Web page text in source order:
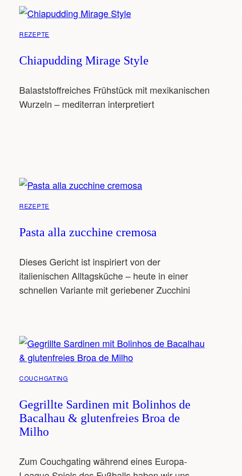
REZEPTE
Chiapudding Mirage Style
Balaststoffreiches Frühstück mit mexikanischen
Wurzeln – mediterran interpretiert
REZEPTE
Pasta alla zucchine cremosa
Dieses Gericht ist inspiriert von der
italienischen Alltagsküche – heute in einer
schnellen Variante mit geriebener Zucchini
COUCHGATING
Gegrillte Sardinen mit Bolinhos de
Bacalhau & glutenfreies Broa de
Milho
Zum Couchgating während eines Europa-